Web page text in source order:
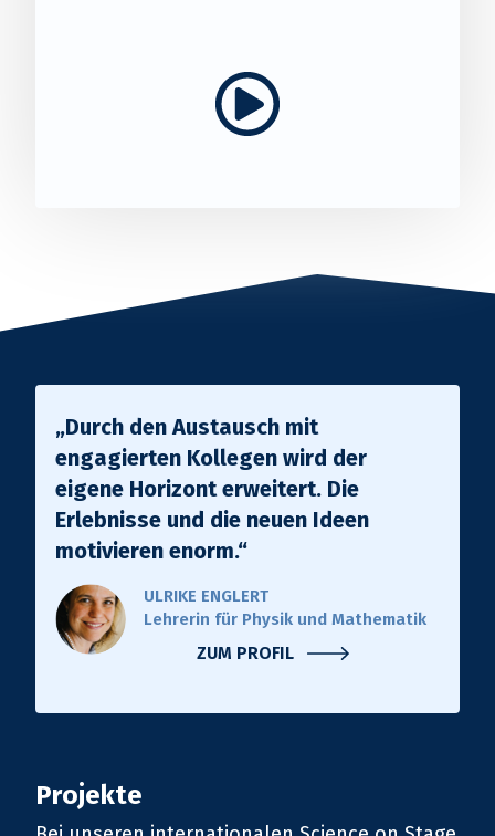
Play video
„Durch den Austausch mit
engagierten Kollegen wird der
eigene Horizont erweitert. Die
Erlebnisse und die neuen Ideen
motivieren enorm.“
ULRIKE ENGLERT
Lehrerin für Physik und Mathematik
ZUM PROFIL
Projekte